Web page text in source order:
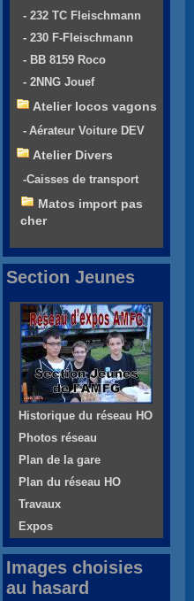
- 232 TC Fleischmann
- 230 F-Fleischmann
- BB 8159 Roco
- 2NNG Jouef
Atelier locos vagons
- Aérateur Voiture DEV
Atelier Divers
-Caisses de transport
Matos import pas
cher
Section Jeunes
Historique du réseau HO
Photos réseau
Plan de la gare
Plan du réseau HO
Travaux
Expos
Images choisies
au hasard